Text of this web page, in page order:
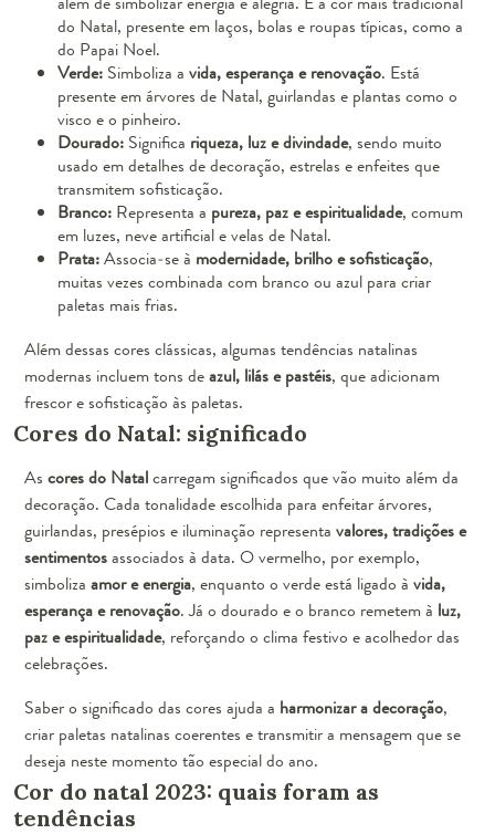
do Natal, presente em laços, bolas e roupas típicas, como a
do Papai Noel.
Verde: Simboliza a vida, esperança e renovação. Está
presente em árvores de Natal, guirlandas e plantas como o
visco e o pinheiro.
Dourado: Significa riqueza, luz e divindade, sendo muito
usado em detalhes de decoração, estrelas e enfeites que
transmitem sofisticação.
Branco: Representa a pureza, paz e espiritualidade, comum
em luzes, neve artificial e velas de Natal.
Prata:Associa-se à modernidade, brilho e sofisticação,
muitas vezes combinada com branco ou azul para criar
paletas mais frias.
Além dessas cores clássicas, algumas tendências natalinas
modernas incluem tons deazul, lilás e pastéis, que adicionam
frescor e sofisticação às paletas.
Cores do Natal: significado
As cores do Natalcarregam significados que vão muito além da
decoração. Cada tonalidade escolhida para enfeitar árvores,
guirlandas, presépios e iluminação representa valores, tradições e
sentimentosassociados à data. O vermelho, por exemplo,
simboliza amor e energia, enquanto o verde está ligado à vida,
esperança e renovação. Já o dourado e o branco remetem à luz,
paz e espiritualidade, reforçando o clima festivo e acolhedor das
celebrações.
Saber o significado das cores ajuda a harmonizar a decoração,
criar paletas natalinas coerentes e transmitir a mensagem que se
deseja neste momento tão especial do ano.
Cor do natal 2023: quais foram as
tendências